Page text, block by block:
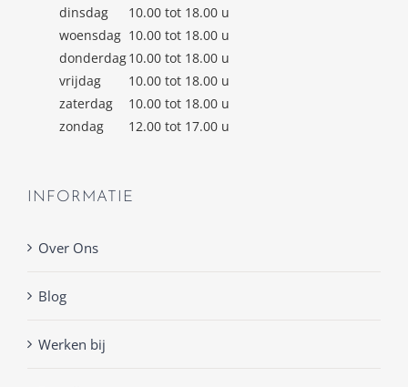
dinsdag
10.00 tot 18.00 u
woensdag 10.00 tot 18.00 u
donderdag10.00 tot 18.00 u
vrijdag
10.00 tot 18.00 u
zaterdag
10.00 tot 18.00 u
zondag
12.00 tot 17.00 u
INFORMATIE
Over Ons
Blog
Werken bij